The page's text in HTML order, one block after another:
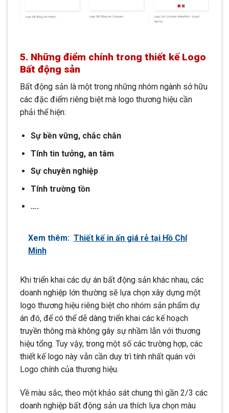
5. Những điểm chính trong thiết kế Logo
Bất động sản
Bất động sản là một trong những nhóm ngành sở hữu
các đặc điểm riêng biệt mà logo thương hiệu cần
phải thể hiện:
Sự bền vững, chắc chắn
Tính tin tưởng, an tâm
Sự chuyên nghiệp
Tính trường tồn
….
Xem thêm: Thiết kế in ấn giá rẻ tại Hồ Chí
Minh
Khi triển khai các dự án bất động sản khác nhau, các
doanh nghiệp lớn thường sẽ lựa chọn xây dựng một
logo thương hiệu riêng biệt cho nhóm sản phẩm dự
án đó, để có thể dễ dàng triển khai các kế hoạch
truyền thông mà không gây sự nhầm lẫn với thương
hiệu tổng. Tuy vậy, trong một số các trường hợp, các
thiết kế logo này vẫn cần duy trì tính nhất quán với
Logo chính của thương hiệu.
Về màu sắc, theo một khảo sát chung thì gần 2/3 các
doanh nghiệp bất động sản ưa thích lựa chọn màu